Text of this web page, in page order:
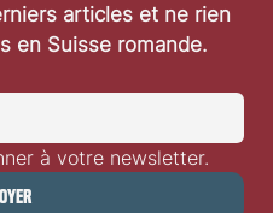
articles et ne rien
en Suisse romande.
à votre newsletter.